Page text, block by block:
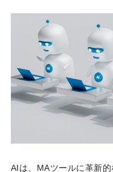
AIは、MAツールに革新